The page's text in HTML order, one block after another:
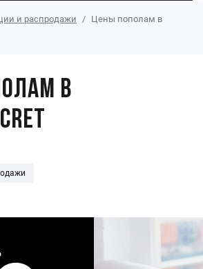
и распродажи
Цены пополам в
в